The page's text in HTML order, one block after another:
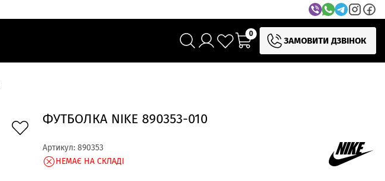
0
ЗАМОВИТИ ДЗВІНОК
ФУТБОЛКА NIKE 890353-010
Артикул: 890353
НЕМАЄ НА СКЛАДІ